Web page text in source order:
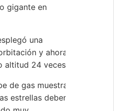
gigante en
una
y ahora
altitud 24 veces
de gas muestra
estrellas deben